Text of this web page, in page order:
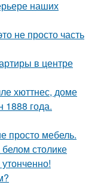
наших
не просто часть
в центре
хюттнес, доме
1888 года.
просто мебель.
столике